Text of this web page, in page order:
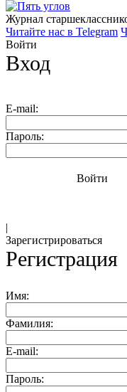
Журнал
Читайте нас в Telegram
Войти
Вход
E-mail:
Пароль:
Войти
|
Зарегистрироваться
Регистрация
Имя:
Фамилия:
E-mail:
Пароль: